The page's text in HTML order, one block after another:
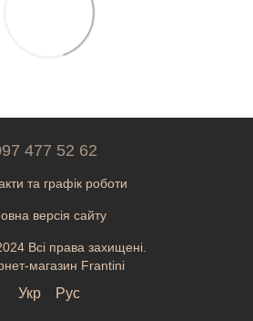
477 52 62
та графік роботи
версія сайту
Всі права захищені.
магазин Frantini
Укр Рус